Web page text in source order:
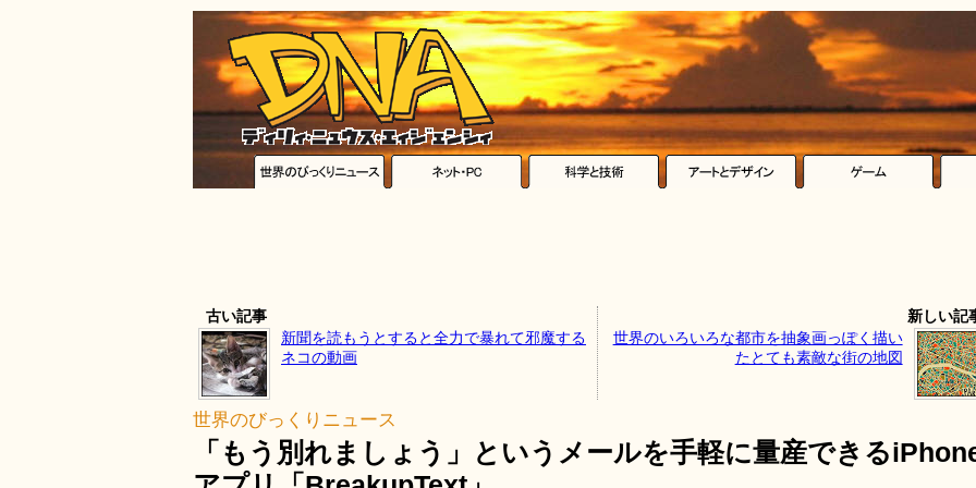
古い記事
新聞を読もうとすると全力で暴れて邪魔する
ネコの動画
新しい記
世界のいろいろな都市を抽象画っぽく描い
たとても素敵な街の地図
世界のびっくりニュース
「もう別れましょう」というメールを手軽に量産できる